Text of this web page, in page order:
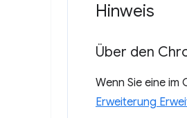
Hinweis
Über den
Wenn Sie eine
Erweiterung